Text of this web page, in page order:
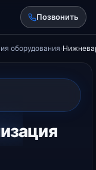
Позвонить
оборудования›